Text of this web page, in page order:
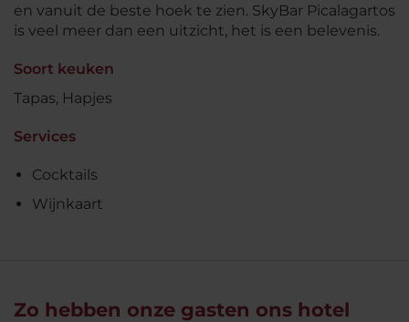
en vanuit de beste hoek te zien. SkyBar Picalagartos
is veel meer dan een uitzicht, het is een belevenis.
Soort keuken
Tapas, Hapjes
Services
Cocktails
Wijnkaart
Zo hebben onze gasten ons hotel